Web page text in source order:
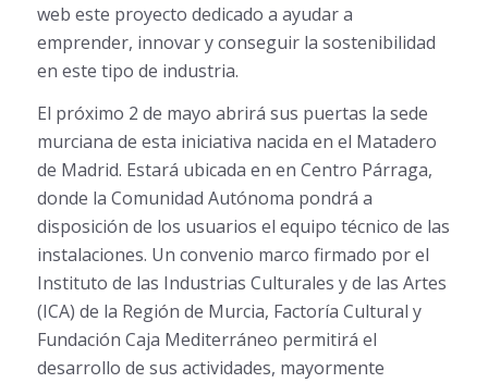
web este proyecto dedicado a ayudar a
emprender, innovar y conseguir la sostenibilidad
en este tipo de industria.
El próximo 2 de mayo abrirá sus puertas la sede
murciana de esta iniciativa nacida en el Matadero
de Madrid. Estará ubicada en en Centro Párraga,
donde la Comunidad Autónoma pondrá a
disposición de los usuarios el equipo técnico de las
instalaciones. Un convenio marco firmado por el
Instituto de las Industrias Culturales y de las Artes
(ICA) de la Región de Murcia, Factoría Cultural y
Fundación Caja Mediterráneo permitirá el
desarrollo de sus actividades, mayormente